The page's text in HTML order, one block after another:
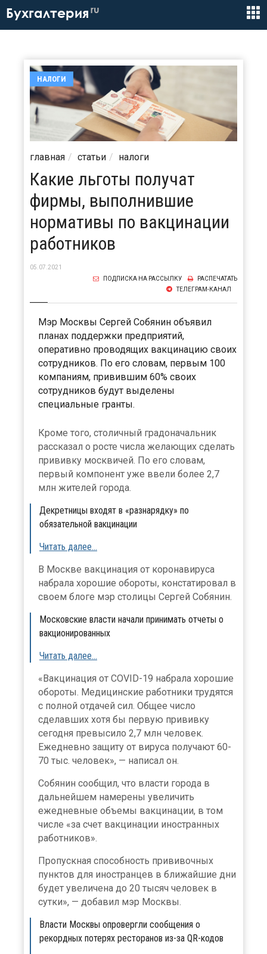
Бухгалтерия ru
НАЛОГИ
главная статьи налоги
Какие льготы получат
фирмы, выполнившие
нормативы по вакцинации
работников
05.07.2021
РАСПЕЧАТАТЬ
ПОДПИСКА НА РАССЫЛКУ
ТЕЛЕГРАМ-КАНАЛ
Мэр Москвы Сергей Собянин объявил
планах поддержки предприятий,
оперативно проводящих вакцинацию своих
сотрудников. По его словам, первым 100
компаниям, привившим 60% своих
сотрудников будут выделены
специальные гранты.
Кроме того, столичный градоначальник
рассказал о росте числа желающих сделать
прививку москвичей. По его словам,
первый компонент уже ввели более 2,7
млн жителей города.
Декретницы входят в «разнарядку» по
обязательной вакцинации
Читать далее…
В Москве вакцинация от коронавируса
набрала хорошие обороты, констатировал в
своем блоге мэр столицы Сергей Собянин.
Московские власти начали принимать отчеты о
вакционированных
Читать далее…
«Вакцинация от COVID-19 набрала хорошие
обороты. Медицинские работники трудятся
с полной отдачей сил. Общее число
сделавших хотя бы первую прививку
сегодня превысило 2,7 млн человек.
Ежедневно защиту от вируса получают 60-
70 тыс. человек», — написал он.
Собянин сообщил, что власти города в
дальнейшем намерены увеличить
ежедневные объемы вакцинации, в том
числе «за счет вакцинации иностранных
работников».
Пропускная способность прививочных
пунктов для иностранцев в ближайшие дни
будет увеличена до 20 тысяч человек в
сутки», — добавил мэр Москвы.
Власти Москвы опровергли сообщения о
рекордных потерях ресторанов из-за QR-кодов